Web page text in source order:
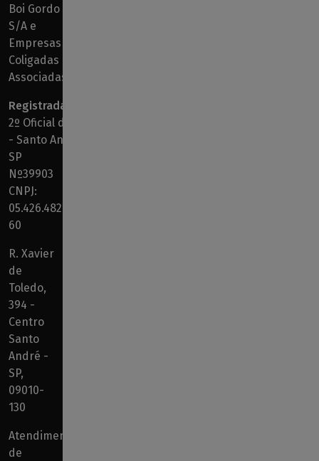
Boi Gordo
S/A e
Empresas
Coligadas e
Associadas’
Registrada
2º Oficial de RPJ
- Santo André -
SP
Nº39903
CNPJ:
05.426.482/0001-
60
R. Xavier
de
Toledo,
394 -
Centro
Santo
André -
SP,
09010-
130
Atendimento
de